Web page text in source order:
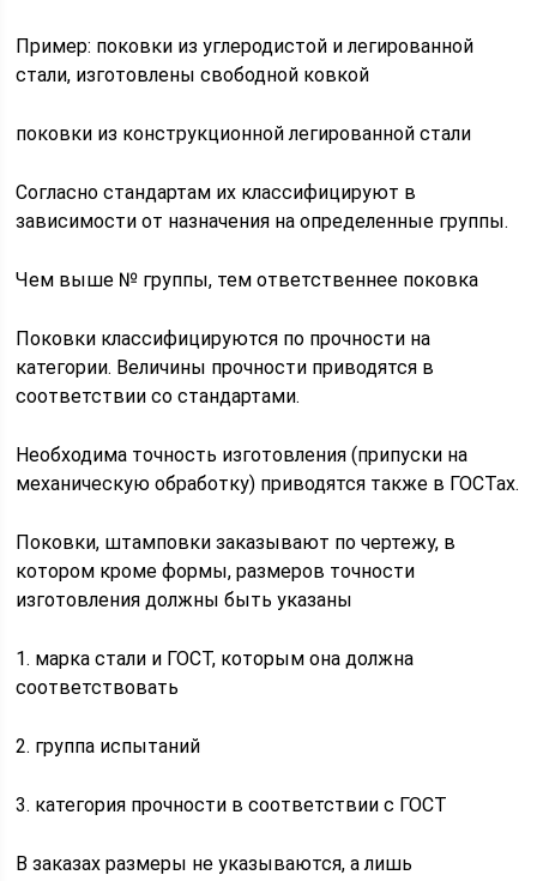
Пример: поковки из углеродистой и легированной
стали, изготовлены свободной ковкой
поковки из конструкционной легированной стали
Согласно стандартам их классифицируют в
зависимости от назначения на определенные группы.
Чем выше № группы, тем ответственнее поковка
Поковки классифицируются по прочности на
категории. Величины прочности приводятся в
соответствии со стандартами.
Необходима точность изготовления (припуски на
механическую обработку) приводятся также в ГОСТах.
Поковки, штамповки заказывают по чертежу, в
котором кроме формы, размеров точности
изготовления должны быть указаны
1. марка стали и ГОСТ, которым она должна
соответствовать
2. группа испытаний
3. категория прочности в соответствии с ГОСТ
В заказах размеры не указываются, а лишь